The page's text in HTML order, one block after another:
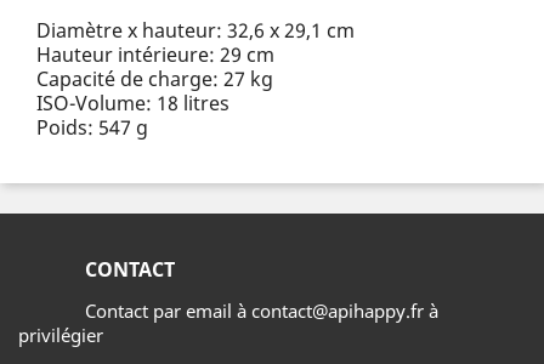
Diamètre x hauteur: 32,6 x 29,1 cm
Hauteur intérieure: 29 cm
Capacité de charge: 27 kg
ISO-Volume: 18 litres
Poids: 547 g
CONTACT
Contact par email à contact@apihappy.fr à
privilégier